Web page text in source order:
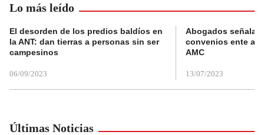
Lo más leído
El desorden de los predios baldíos en
la ANT: dan tierras a personas sin ser
campesinos
06/09/2023
Abogados
convenios ente
AMC
13/07/2023
Últimas Noticias